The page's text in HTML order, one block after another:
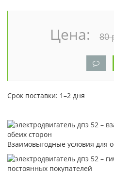
Цена: 80
Срок поставки: 1–2 дня
Взаимовыгодные условия для